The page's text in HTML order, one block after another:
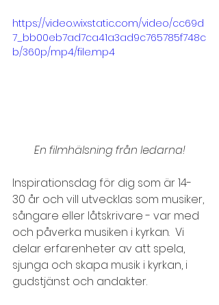
https://video.wixstatic.com/video/cc69d
7_bb00eb7ad7ca41a3ad9c765785f748c
b/360p/mp4/file.mp4
En filmhälsning från ledarna!
Inspirationsdag för dig som är 14-
30 år och vill utvecklas som musiker,
sångare eller låtskrivare - var med
och påverka musiken i kyrkan.  Vi
delar erfarenheter av att spela,
sjunga och skapa musik i kyrkan, i
gudstjänst och andakter.